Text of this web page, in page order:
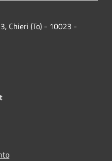
Chieri (To) - 10023 -